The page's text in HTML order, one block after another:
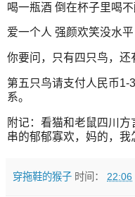
喝一瓶酒 倒在杯子里喝
爱一个人 强颜欢笑没水
你要问，只有四只鸟，还
第五只鸟请支付人民币1-
系。
附记：看猫和老鼠四川
串的郁郁寡欢，妈的，我
穿拖鞋的猴子 时间： 22:06